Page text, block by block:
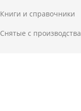
Книги и справочники
Снятые с производства